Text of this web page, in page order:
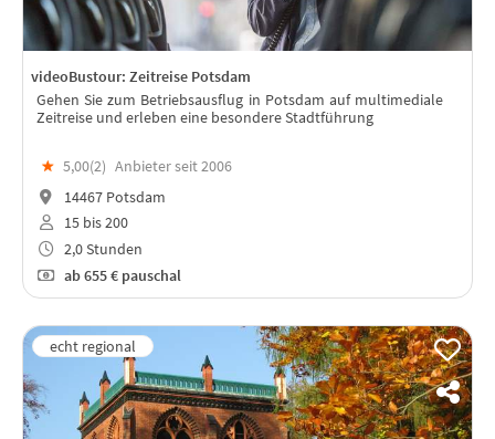
videoBustour: Zeitreise Potsdam
Gehen Sie zum Betriebsausflug in Potsdam auf multimediale
Zeitreise und erleben eine besondere Stadtführung
★ 5,00(2) Anbieter seit 2006
14467 Potsdam
15 bis 200
2,0 Stunden
ab655 € pauschal